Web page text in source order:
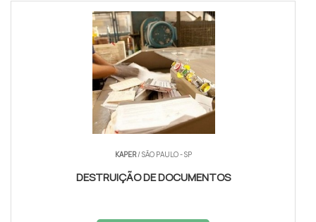
KAPER/ SÃO PAULO - SP
DESTRUIÇÃO DE DOCUMENTOS